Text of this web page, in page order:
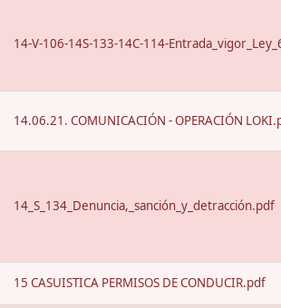
14-V-106-14S-133-14C-114-
14.06.21. COMUNICACIÓN - OPERACIÓN
14_S_134_Denuncia,_sanción_y_detracción.pdf
15 CASUISTICA PERMISOS DE CONDUCIR.pdf